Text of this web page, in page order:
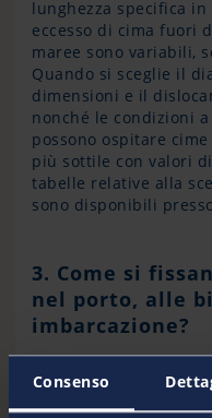
Consenso
lunghezza specifica
eccesso di cima fuori
maree sono variabili,
Quando si sceglie il
dimensioni e il
nonché le condizioni
possono ospitare
più sottile con valori
tabelle relative alla
sono disponibili
3. Come si
nel porto, alle
imbarcazione?
a. Al pontile